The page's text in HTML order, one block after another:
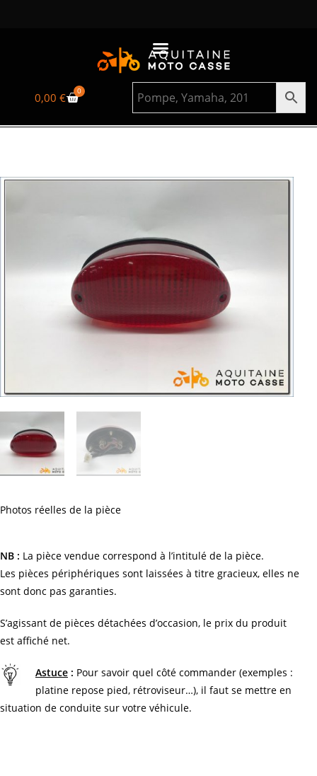
0,00€ 0
Photos réelles de la pièce
NB : La pièce vendue correspond à l’intitulé de la pièce.
Les pièces périphériques sont laissées à titre gracieux, elles ne
sont donc pas garanties.
S’agissant de pièces détachées d’occasion, le prix du produit
est affiché net.
Astuce : Pour savoir quel côté commander (exemples :
platine repose pied, rétroviseur…), il faut se mettre en
situation de conduite sur votre véhicule.